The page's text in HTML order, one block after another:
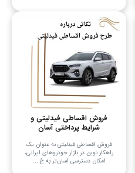
فروش اقساطی فیدلیتی و
شرایط پرداختی آسان
فروش اقساطی فیدلیتی به عنوان یک
راهکار نوین در بازار خودروهای ایرانی،
امکان دسترسی آسان‌تر به خ ...